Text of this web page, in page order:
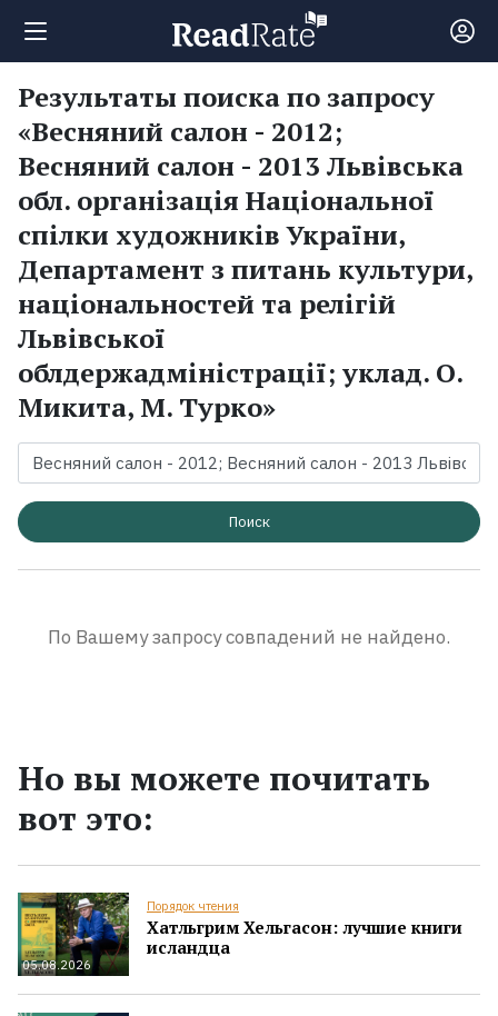
Поиск
Новости
Рейтинги
Книги
Экранизации
Коллекции
Результаты поиска по запросу
«Весняний салон - 2012;
Весняний салон - 2013 Львівська
обл. організація Національної
спілки художників України,
Департамент з питань культури,
національностей та релігій
Львівської
облдержадміністрації; уклад. О.
Микита, М. Турко»
Поиск
По Вашему запросу совпадений не найдено.
Но вы можете почитать
вот это:
05.08.2026
Порядок чтения
Хатльгрим Хельгасон: лучшие книги
исландца